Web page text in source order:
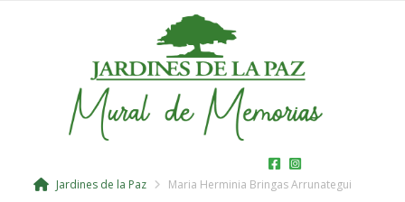
Jardines de la Paz Maria Herminia Bringas Arrunategui